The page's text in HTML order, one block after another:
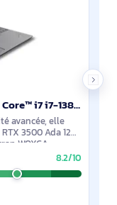
Lenovo ThinkPad P16 Gen 2 Intel® Core™ i7 i7-13850HX Station de travail mobile 40,6 cm (16") WQXGA 1 - 21FA000RFR
avancée, elle
3500 Ada 12
WQXGA
8.2/10